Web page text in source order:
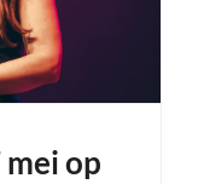
op